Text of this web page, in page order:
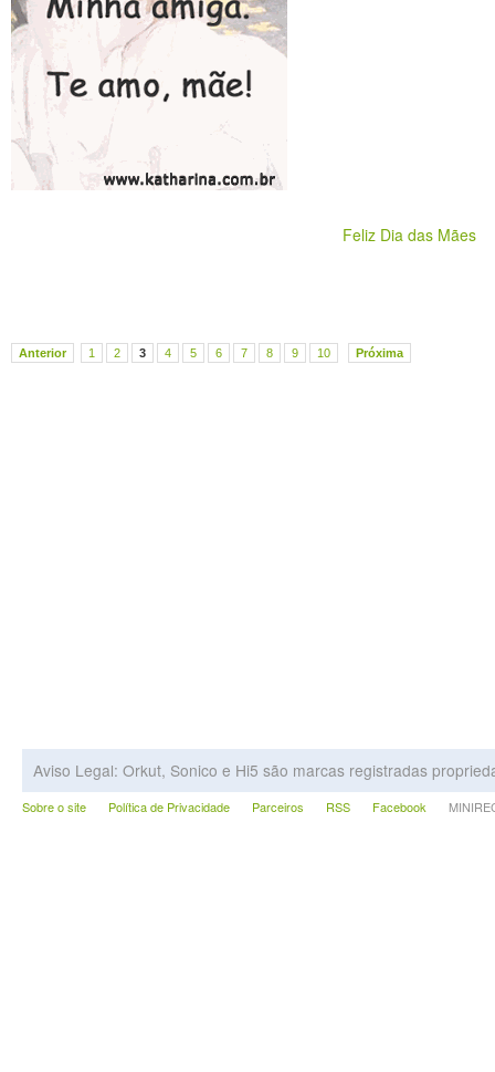
Feliz Dia das Mães
Anterior 1 2 3 4 5 6 7 8 9 10 Próxima
Aviso Legal: Orkut, Sonico e Hi5 são marcas registradas
Sobre o site Política de Privacidade Parceiros RSS Facebook